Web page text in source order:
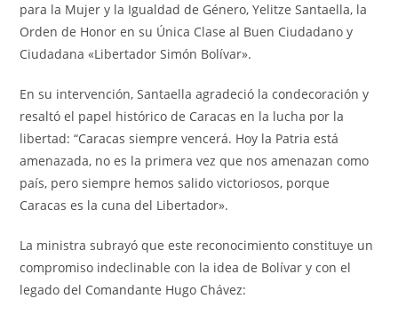
para la Mujer y la Igualdad de Género, Yelitze Santaella, la
Orden de Honor en su Única Clase al Buen Ciudadano y
Ciudadana «Libertador Simón Bolívar».
En su intervención, Santaella agradeció la condecoración y
resaltó el papel histórico de Caracas en la lucha por la
libertad: “Caracas siempre vencerá. Hoy la Patria está
amenazada, no es la primera vez que nos amenazan como
país, pero siempre hemos salido victoriosos, porque
Caracas es la cuna del Libertador».
La ministra subrayó que este reconocimiento constituye un
compromiso indeclinable con la idea de Bolívar y con el
legado del Comandante Hugo Chávez: